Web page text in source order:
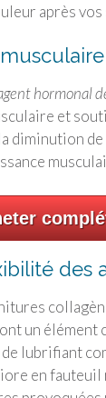
après
hormonal
et
diminution
des
un
lubrifiant
en